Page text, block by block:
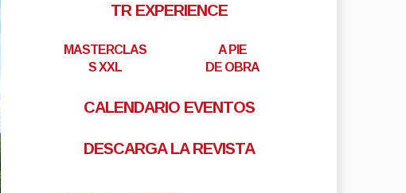
TR EXPERIENCE
MASTERCLAS
S XXL
A PIE
DE OBRA
CALENDARIO EVENTOS
DESCARGA LA REVISTA